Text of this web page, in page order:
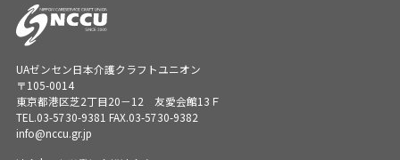
UAゼンセン日本介護クラフトユニオン
〒105-0014
東京都港区芝2丁目20－12 友愛会館13Ｆ
TEL.03-5730-9381 FAX.03-5730-9382
info@nccu.gr.jp